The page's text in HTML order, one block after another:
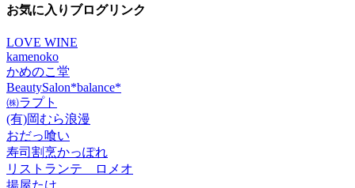
イ
お気に入りブログリンク
LOVE WINE
kamenoko
かめのこ堂
BeautySalon*balance*
㈱ラプト
(有)岡むら浪漫
おだっ喰い
寿司割烹かっぽれ
リストランテ ロメオ
揚屋たけ